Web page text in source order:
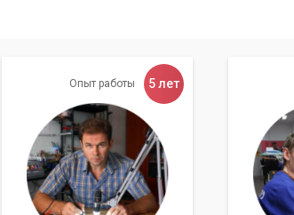
В зависимости от причины, наши инженеры
Восстановление операционной системы:
без потери данных, переустановить
Удаление вирусов:Мы используем
системы от вредоносного ПО.
Замена неисправных компонентов:При
Опыт работы 5 лет